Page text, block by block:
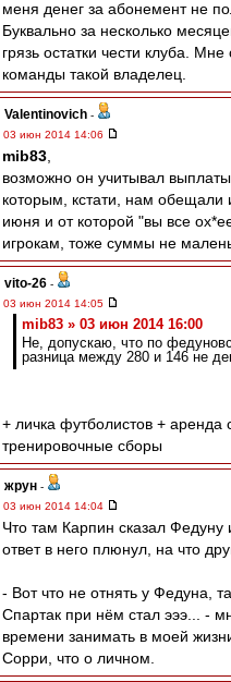
меня денег за абонемент не
Буквально за несколько
грязь остатки чести клуба.
команды такой владелец.
Valentinovich -
03 июн 2014 14:06
mib83
возможно он учитывал
которым, кстати, нам обещали
июня и от которой "вы все
игрокам, тоже суммы не
vito-26 -
03 июн 2014 14:05
mib83 » 03 июн 2014 16:00
Не, допускаю, что по
разница между 280 и 146 не
+ личка футболистов + аренда
тренировочные сборы
жрун -
03 июн 2014 14:04
Что там Карпин сказал Федуну
ответ в него плюнул, на что
- Вот что не отнять у Федуна,
Спартак при нём стал эээ... -
времени занимать в моей
Сорри, что о личном.